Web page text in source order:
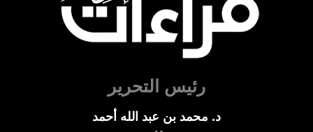
رئيس التحرير
د. محمد بن عبد الله أحمد